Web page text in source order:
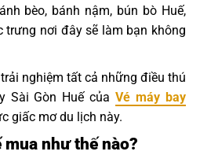
bèo, bánh nậm, bún bò Huế,
trưng nơi đây sẽ làm bạn không
nghiệm tất cả những điều thú
Sài Gòn Huế củaVé máy bay
giấc mơ du lịch này.
như thế nào?